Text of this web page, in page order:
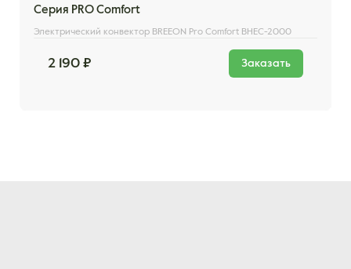
Серия PRO Comfort
Электрический конвектор BREEON Pro Comfort BHEC-2000
2 190 ₽ Заказать